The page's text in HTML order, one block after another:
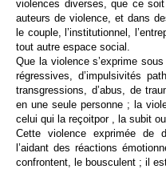
violences diverses, que ce
auteurs de violence, et dans
le couple, l’institutionnel,
tout autre espace social.
Que la violence s’exprime
régressives, d’impulsivités
transgressions, d’abus, de
en une seule personne ; la
celui qui la reçoitpor , la subit ou
Cette violence exprimée de
l’aidant des réactions
confrontent, le bousculent ; il